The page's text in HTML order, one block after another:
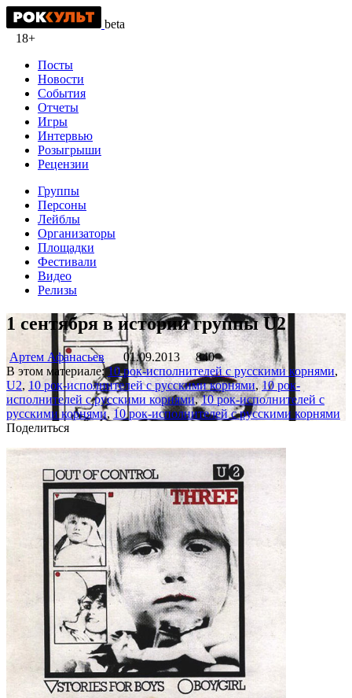
beta
18+
Посты
Новости
События
Отчеты
Игры
Интервью
Розыгрыши
Рецензии
Группы
Персоны
Лейблы
Организаторы
Площадки
Фестивали
Видео
Релизы
1 сентября в истории группы U2
Артем Афанасьев 01.09.2013
840
В этом материале:10 рок-исполнителей с русскими корнями,
U2, 10 рок-исполнителей с русскими корнями,10 рок-
исполнителей с русскими корнями,10 рок-исполнителей с
русскими корнями,10 рок-исполнителей с русскими корнями
Поделиться